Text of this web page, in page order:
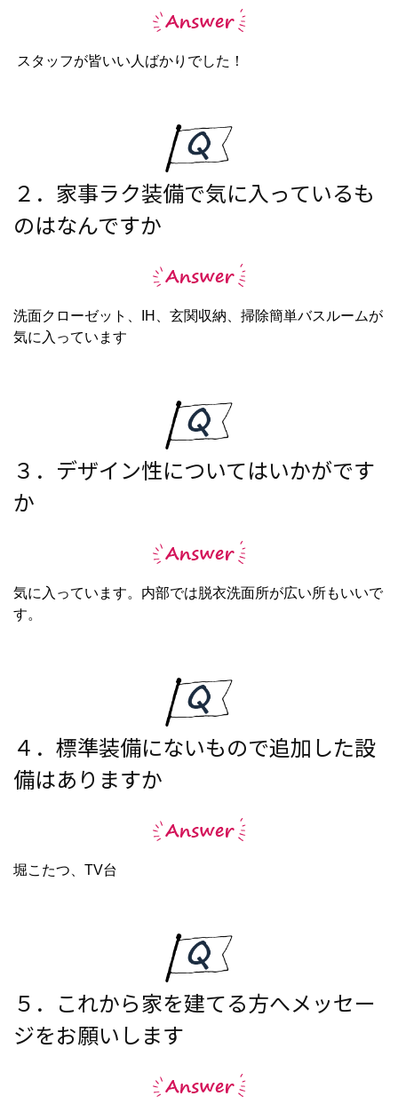
スタッフが皆いい人ばかりでした！
２．家事ラク装備で気に入っているも
のはなんですか
洗面クローゼット、IH、玄関収納、掃除簡単バスルームが
気に入っています
３．デザイン性についてはいかがです
か
気に入っています。内部では脱衣洗面所が広い所もいいで
す。
４．標準装備にないもので追加した設
備はありますか
堀こたつ、TV台
５．これから家を建てる方へメッセー
ジをお願いします